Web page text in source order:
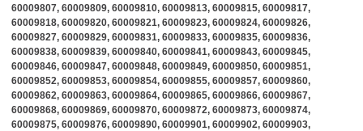
60009807, 60009809, 60009810, 60009813, 60009815, 60009817,
60009818, 60009820, 60009821, 60009823, 60009824, 60009826,
60009827, 60009829, 60009831, 60009833, 60009835, 60009836,
60009838, 60009839, 60009840, 60009841, 60009843, 60009845,
60009846, 60009847, 60009848, 60009849, 60009850, 60009851,
60009852, 60009853, 60009854, 60009855, 60009857, 60009860,
60009862, 60009863, 60009864, 60009865, 60009866, 60009867,
60009868, 60009869, 60009870, 60009872, 60009873, 60009874,
60009875, 60009876, 60009890, 60009901, 60009902, 60009903,